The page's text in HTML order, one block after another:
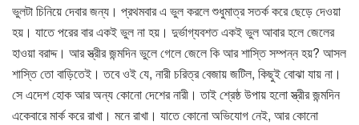
ভুলটা চিনিয়ে দেবার জন্য। প্রথমবার এ ভুল করলে শুধুমাত্র সতর্ক করে ছেড়ে দেওয়া
হয়। যাতে পরের বার একই ভুল না হয়। দুর্ভাগ্যবশত একই ভুল আবার হলে জেলের
হাওয়া বরাদ্দ। আর স্ত্রীর জন্মদিন ভুলে গেলে জেলে কি আর শাস্তি সম্পন্ন হয়? আসল
শাস্তি তো বাড়িতেই। তবে ওই যে, নারী চরিত্র বেজায় জটিল, কিছুই বোঝা যায় না।
সে এদেশ হোক আর অন্য কোনো দেশের নারী। তাই শ্রেষ্ঠ উপায় হলো স্ত্রীর জন্মদিন
একেবারে মার্ক করে রাখা। মনে রাখা। যাতে কোনো অভিযোগ নেই, আর কোনো